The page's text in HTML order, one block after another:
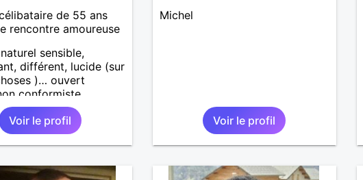
de 55 ans
rencontre amoureuse
sensible,
différent, lucide (sur
)… ouvert
conformiste.
en l’autre un peu la
Voir le profil
Michel
Voir le profil